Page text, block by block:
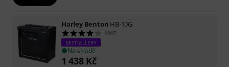
Harley Benton HB-10G
1947
BESTSELLERY
Na skladě
1 438 Kč